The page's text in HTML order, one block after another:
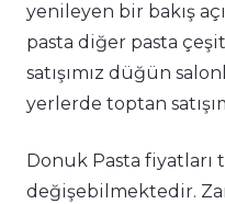
yenileyen bir bakış
pasta diğer pasta
satışımız düğün
yerlerde toptan
Donuk Pasta fiyatları
değişebilmektedir.